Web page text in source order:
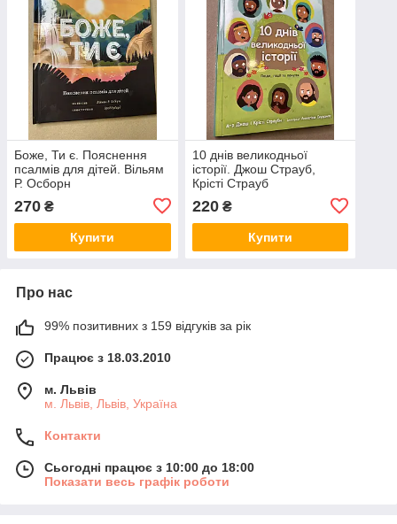
Боже, Ти є. Пояснення
псалмів для дітей. Вільям
Р. Осборн
270 ₴
Купити
10 днів великодньої
історії. Джош Страуб,
Крісті Страуб
220₴
Купити
Про нас
99% позитивних з 159 відгуків за рік
Працює з 18.03.2010
м. Львів
м. Львів, Львів, Україна
Контакти
Сьогодні працює з 10:00 до 18:00
Показати весь графік роботи